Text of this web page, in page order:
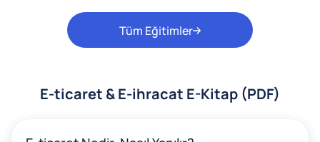
Tüm Eğitimler
E-ticaret & E-ihracat E-Kitap (PDF)